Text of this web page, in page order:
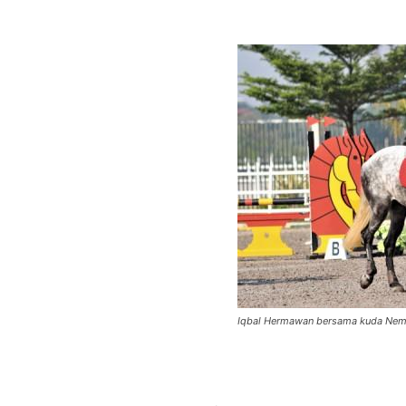
Iqbal Hermawan bersama kuda